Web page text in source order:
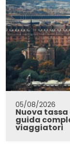
05/08/2026
Nuova
guida
viaggiatori